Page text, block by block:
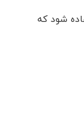
شود که